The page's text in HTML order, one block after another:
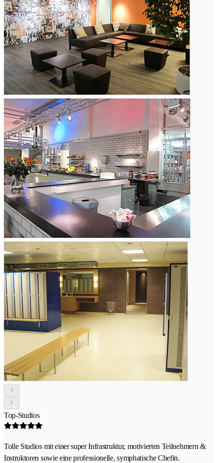
Top-Studios
Tolle Studios mit einer super Infrastruktur, motivierten Teilnehmern &
Instruktoren sowie eine professionelle, symphatische Chefin.